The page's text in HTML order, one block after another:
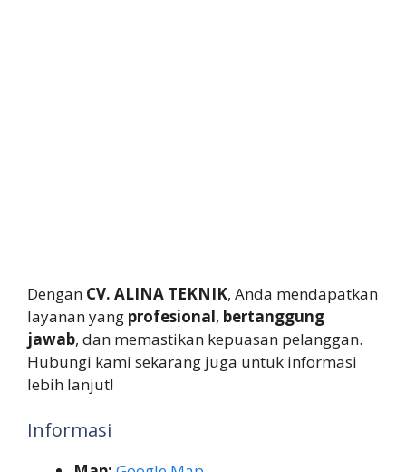
Dengan CV. ALINA TEKNIK, Anda mendapatkan
layanan yang profesional, bertanggung
jawab, dan memastikan kepuasan pelanggan.
Hubungi kami sekarang juga untuk informasi
lebih lanjut!
Informasi